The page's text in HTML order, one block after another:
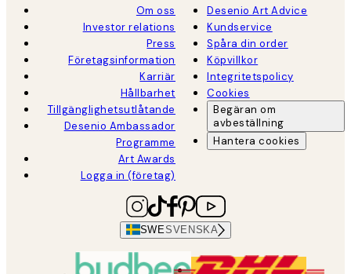
Om oss
Investor relations
Press
Företagsinformation
Karriär
Hållbarhet
Tillgänglighetsutlåtande
Desenio Ambassador
Programme
Art Awards
Logga in (företag)
Desenio Art Advice
Kundservice
Spåra din order
Köpvillkor
Integritetspolicy
Cookies
Begäran om
avbeställning
Hantera cookies
SWESVENSKA